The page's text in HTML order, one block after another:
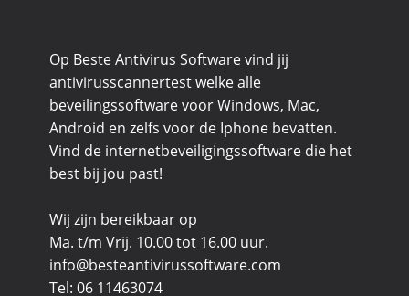
Op Beste Antivirus Software vind jij
antivirusscannertest welke alle
beveilingssoftware voor Windows, Mac,
Android en zelfs voor de Iphone bevatten.
Vind de internetbeveiligingssoftware die het
best bij jou past!
Wij zijn bereikbaar op
Ma. t/m Vrij. 10.00 tot 16.00 uur.
info@besteantivirussoftware.com
Tel: 06 11463074